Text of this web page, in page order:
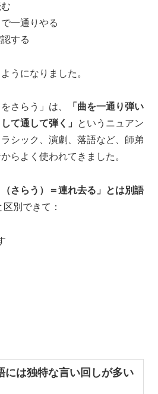
一通りやる
する
うになりました。
さらう」は、
「曲を一通り弾い
て通して弾く」
というニュアン
シック、演劇、落語など、師弟
らよく使われてきました。
（さらう）＝連れ去る」とは別語
別できて：
は独特な言い回しが多い